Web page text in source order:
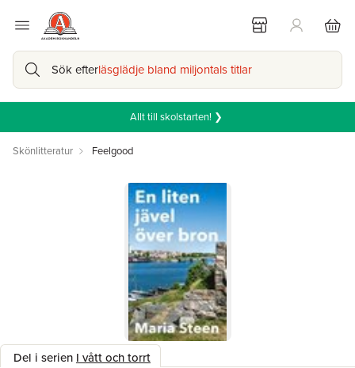
Sök efterläsglädje bland miljontals titlar
Allt till skolstarten! ❯
Skönlitteratur Feelgood
Del i serien I vått och torrt